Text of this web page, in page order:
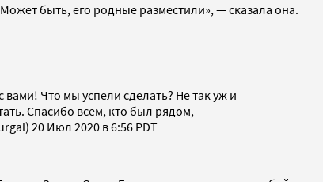
быть, его родные разместили», — сказала она.
Что мы успели сделать? Не так уж и
Спасибо всем, кто был рядом,
20 Июл 2020 в 6:56 PDT